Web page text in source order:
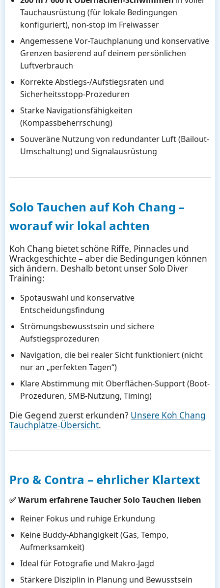
Tauchausrüstung (für lokale Bedingungen
konfiguriert), non-stop im Freiwasser
Angemessene Vor-Tauchplanung und konservative
Grenzen basierend auf deinem persönlichen
Luftverbrauch
Korrekte Abstiegs-/Aufstiegsraten und
Sicherheitsstopp-Prozeduren
Starke Navigationsfähigkeiten
(Kompassbeherrschung)
Souveräne Nutzung von redundanter Luft (Bailout-
Umschaltung) und Signalausrüstung
Solo Tauchen auf Koh Chang –
worauf wir lokal achten
Koh Chang bietet schöne Riffe, Pinnacles und
Wrackgeschichte – aber die Bedingungen können
sich ändern. Deshalb betont unser Solo Diver
Training:
Spotauswahl und konservative
Entscheidungsfindung
Strömungsbewusstsein und sichere
Aufstiegsprozeduren
Navigation, die bei realer Sicht funktioniert (nicht
nur an „perfekten Tagen“)
Klare Abstimmung mit Oberflächen-Support (Boot-
Prozeduren, SMB-Nutzung, Timing)
Die Gegend zuerst erkunden? Unsere Koh Chang
Tauchplätze-Übersicht.
Pro & Contra – ehrlicher Klartext
✅ Warum erfahrene Taucher Solo Tauchen lieben
Reiner Fokus und ruhige Erkundung
Keine Buddy-Abhängigkeit (Gas, Tempo,
Aufmerksamkeit)
Ideal für Fotografie und Makro-Jagd
Stärkere Disziplin in Planung und Bewusstsein